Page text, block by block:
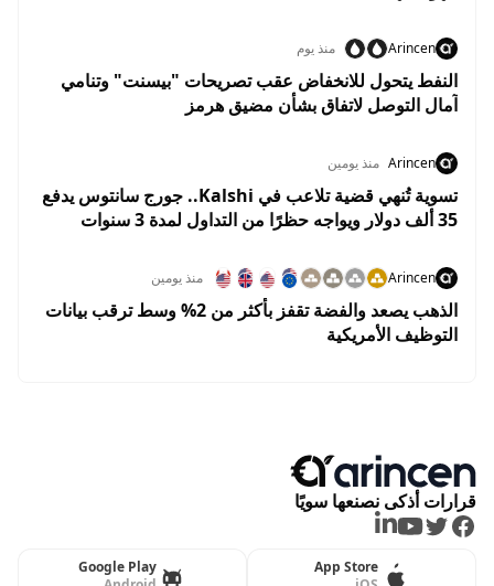
Arincen منذ يوم
النفط يتحول للانخفاض عقب تصريحات "بيسنت" وتنامي
آمال التوصل لاتفاق بشأن مضيق هرمز
Arincen منذ يومين
تسوية تُنهي قضية تلاعب في Kalshi.. جورج سانتوس يدفع
35 ألف دولار ويواجه حظرًا من التداول لمدة 3 سنوات
Arincen منذ يومين
الذهب يصعد والفضة تقفز بأكثر من 2% وسط ترقب بيانات
التوظيف الأمريكية
قرارات أذكى نصنعها سويًا
Facebook
Twitter
Youtube
LinkedIn
App Store
Google Play